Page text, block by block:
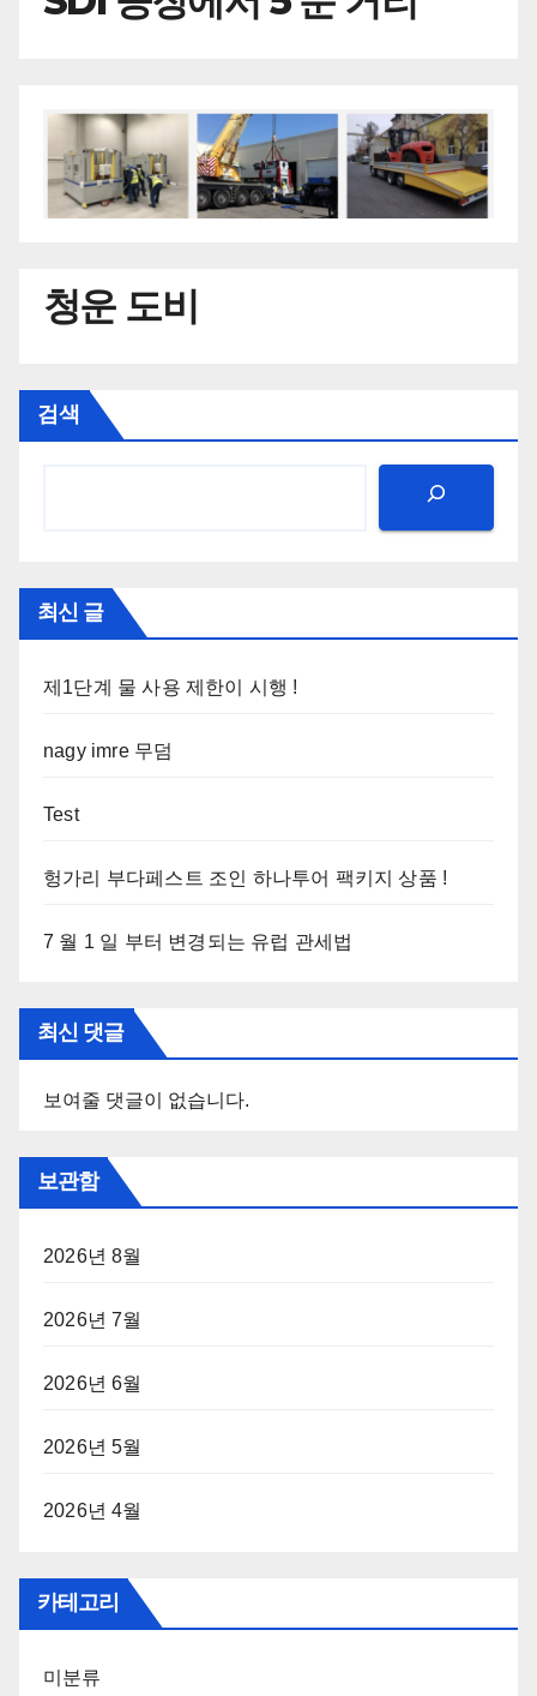
청운 도비
검색
최신 글
제1단계 물 사용 제한이 시행 !
nagy imre 무덤
Test
헝가리 부다페스트 조인 하나투어 팩키지 상품 !
7 월 1 일 부터 변경되는 유럽 관세법
최신 댓글
보여줄 댓글이 없습니다.
보관함
2026년 8월
2026년 7월
2026년 6월
2026년 5월
2026년 4월
카테고리
미분류